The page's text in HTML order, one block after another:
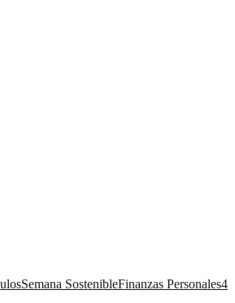
Semana SostenibleFinanzas Personales4